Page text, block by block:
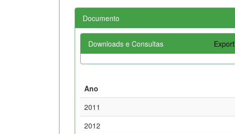
Documento
Downloads e Consultas Export
Ano
2011
2012